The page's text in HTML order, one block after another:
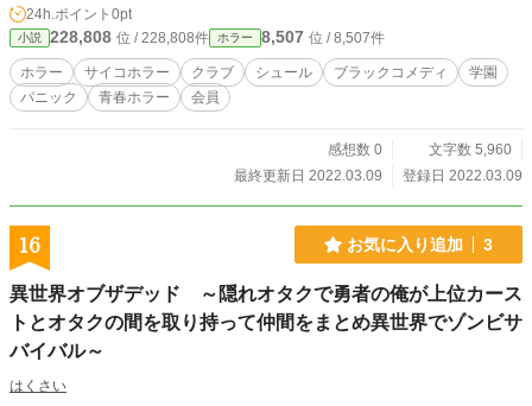
24h.ポイント 0pt
小説 228,808 位 / 228,808件 ホラー 8,507 位 / 8,507件
ホラー サイコホラー クラブ シュール ブラックコメディ
学園
パニック
青春ホラー 会員
感想数 0
文字数 5,960
最終更新日 2022.03.09
登録日 2022.03.09
16 お気に入り追加 3
異世界オブザデッド ～隠れオタクで勇者の俺が上位カース
トとオタクの間を取り持って仲間をまとめ異世界でゾンビサ
バイバル～
はくさい